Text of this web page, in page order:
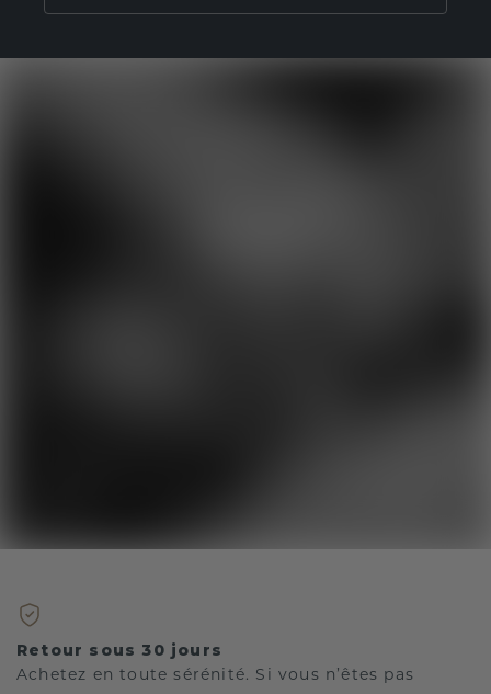
Retour sous 30 jours
Achetez en toute sérénité. Si vous n’êtes pas